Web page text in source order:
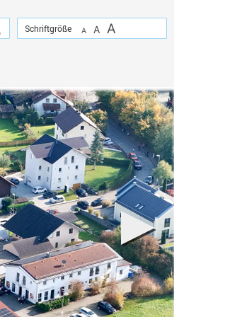
Schriftgröße A A A